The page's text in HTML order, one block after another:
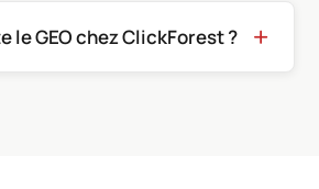
le GEO chez ClickForest ?